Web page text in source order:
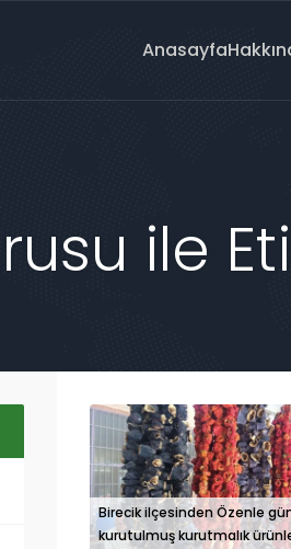
Anasayfa
ile
Birecik ilçesinden Özenle
kurutulmuş kurutmalık